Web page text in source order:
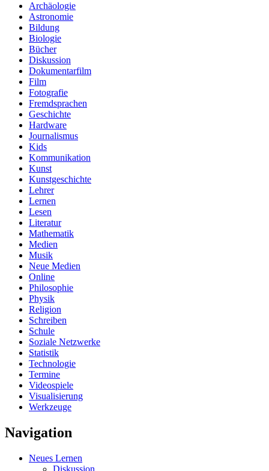
Archäologie
Astronomie
Bildung
Biologie
Bücher
Diskussion
Dokumentarfilm
Film
Fotografie
Fremdsprachen
Geschichte
Hardware
Journalismus
Kids
Kommunikation
Kunst
Kunstgeschichte
Lehrer
Lernen
Lesen
Literatur
Mathematik
Medien
Musik
Neue Medien
Online
Philosophie
Physik
Religion
Schreiben
Schule
Soziale Netzwerke
Statistik
Technologie
Termine
Videospiele
Visualisierung
Werkzeuge
Navigation
Neues Lernen
Diskussion